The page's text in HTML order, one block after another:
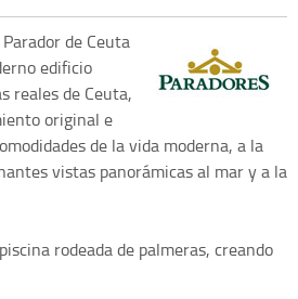
Parador de Ceuta
edificio
reales de Ceuta,
original e
de la vida moderna, a la
vistas panorámicas al mar y a la
rodeada de palmeras, creando